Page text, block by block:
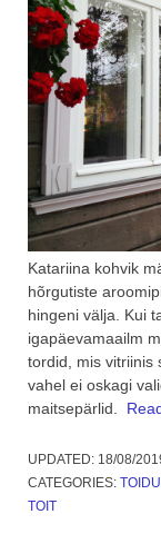
Katariina kohvik
hõrgutiste
hingeni välja. Kui
igapäevamaailm
tordid, mis vitriinis
vahel ei oskagi
maitsepärlid.
UPDATED: 18/08/
CATEGORIES:
TOIT